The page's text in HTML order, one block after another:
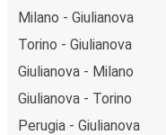
Milano - Giulianova
Torino - Giulianova
Giulianova - Milano
Giulianova - Torino
Perugia - Giulianova